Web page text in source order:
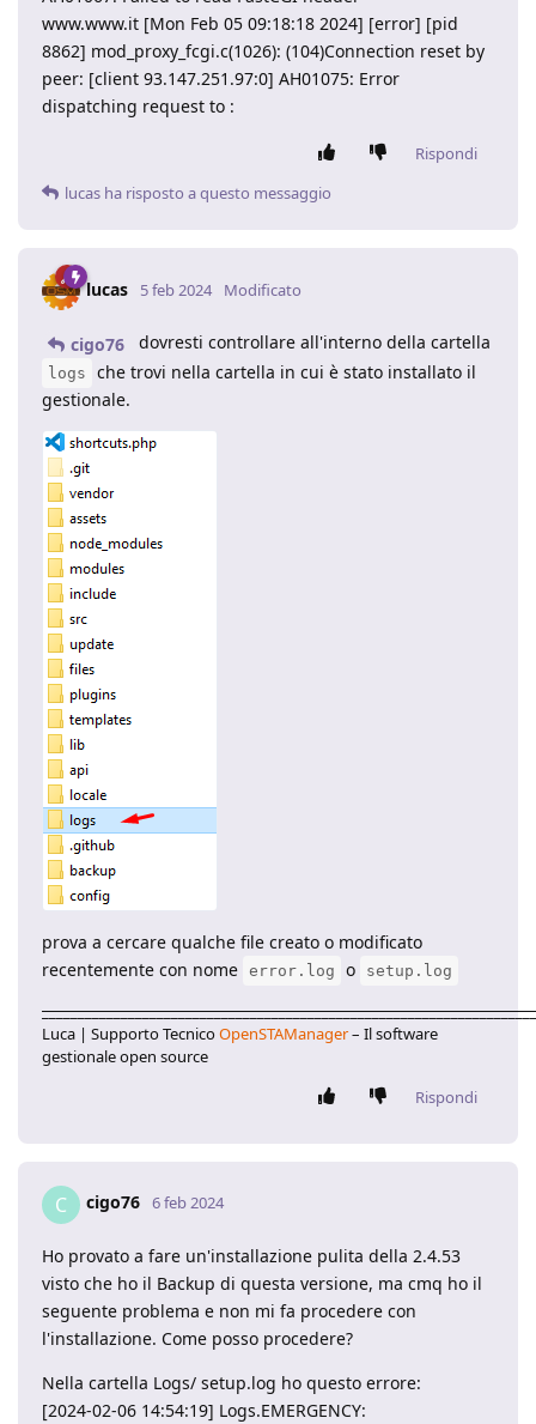
www.www.it [Mon Feb 05 09:18:18 2024] [error] [pid
8862] mod_proxy_fcgi.c(1026): (104)Connection reset by
peer: [client 93.147.251.97:0] AH01075: Error
dispatching request to :
Rispondi
lucas ha risposto a questo messaggio
lucas 5 feb 2024 Modificato
cigo76 dovresti controllare all'interno della cartella
logs
che trovi nella cartella in cui è stato installato il
gestionale.
prova a cercare qualche file creato o modificato
recentemente con nome error.log o setup.log
Luca | Supporto TecnicoOpenSTAManager– Il software
gestionale open source
Rispondi
C cigo76 6 feb 2024
Ho provato a fare un'installazione pulita della 2.4.53
visto che ho il Backup di questa versione, ma cmq ho il
seguente problema e non mi fa procedere con
l'installazione. Come posso procedere?
Nella cartella Logs/ setup.log ho questo errore:
[2024-02-06 14:54:19] Logs.EMERGENCY: